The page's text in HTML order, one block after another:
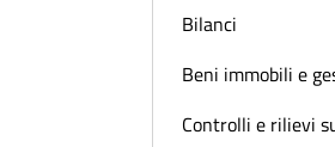
Bilanci
Beni immobili e
Controlli e rilievi